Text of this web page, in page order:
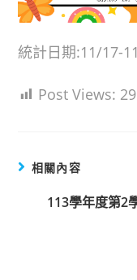
統計日期:11/17-
Post Views:
相關內容
113學年度第2